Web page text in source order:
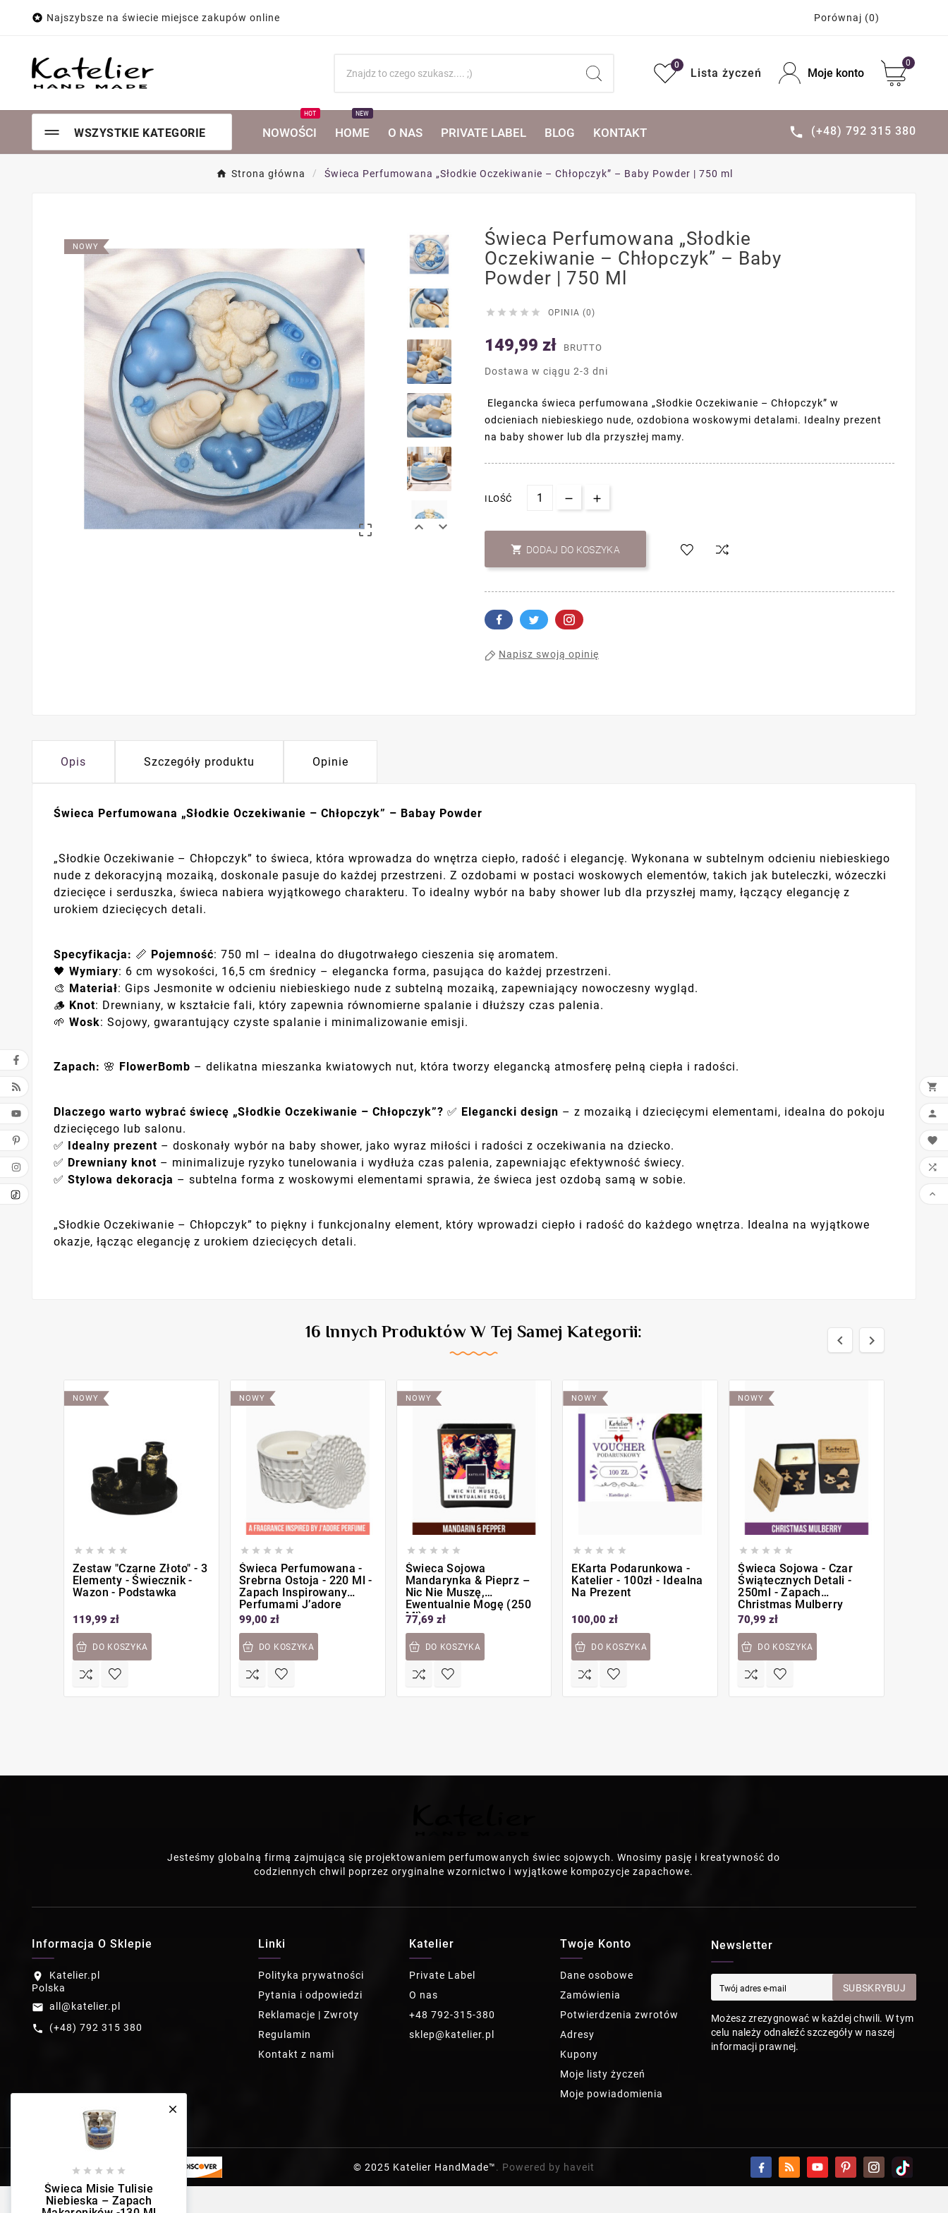

    
Świeca Misie Tulisie
Niebieska – Zapach
 Najszybsze na świecie miejsce zakupów online Porównaj (0)
Lista życzeń
0
Moje konto
0
WSZYSTKIE KATEGORIE NOWOŚCI
HOT
HOME
NEW
O NAS PRIVATE LABEL BLOG KONTAKT  (+48) 792 315 380
Strona główna Świeca Perfumowana „Słodkie Oczekiwanie – Chłopczyk” – Baby Powder | 750 ml
NOWY
  
Świeca Perfumowana „Słodkie
Oczekiwanie – Chłopczyk” – Baby
Powder | 750 Ml
     OPINIA (0)
149,99 zł BRUTTO
Dostawa w ciągu 2-3 dni
Elegancka świeca perfumowana „Słodkie Oczekiwanie – Chłopczyk” w
odcieniach niebieskiego nude, ozdobiona woskowymi detalami. Idealny prezent
na baby shower lub dla przyszłej mamy.
ILOŚĆ
 DODAJ DO KOSZYKA
Napisz swoją opinię
Opis Szczegóły produktu Opinie
Świeca Perfumowana „Słodkie Oczekiwanie – Chłopczyk” – Babay Powder
„Słodkie Oczekiwanie – Chłopczyk” to świeca, która wprowadza do wnętrza ciepło, radość i elegancję. Wykonana w subtelnym odcieniu niebieskiego
nude z dekoracyjną mozaiką, doskonale pasuje do każdej przestrzeni. Z ozdobami w postaci woskowych elementów, takich jak buteleczki, wózeczki
dziecięce i serduszka, świeca nabiera wyjątkowego charakteru. To idealny wybór na baby shower lub dla przyszłej mamy, łączący elegancję z
urokiem dziecięcych detali.
Specyfikacja: 📏 Pojemność: 750 ml – idealna do długotrwałego cieszenia się aromatem.
🖤 Wymiary: 6 cm wysokości, 16,5 cm średnicy – elegancka forma, pasująca do każdej przestrzeni.
🎨 Materiał: Gips Jesmonite w odcieniu niebieskiego nude z subtelną mozaiką, zapewniający nowoczesny wygląd.
🪵 Knot: Drewniany, w kształcie fali, który zapewnia równomierne spalanie i dłuższy czas palenia.
🌱 Wosk: Sojowy, gwarantujący czyste spalanie i minimalizowanie emisji.
Zapach: 🌸 FlowerBomb – delikatna mieszanka kwiatowych nut, która tworzy elegancką atmosferę pełną ciepła i radości.
Dlaczego warto wybrać świecę „Słodkie Oczekiwanie – Chłopczyk”? ✅ Elegancki design – z mozaiką i dziecięcymi elementami, idealna do pokoju
dziecięcego lub salonu.
✅ Idealny prezent – doskonały wybór na baby shower, jako wyraz miłości i radości z oczekiwania na dziecko.
✅ Drewniany knot – minimalizuje ryzyko tunelowania i wydłuża czas palenia, zapewniając efektywność świecy.
✅ Stylowa dekoracja – subtelna forma z woskowymi elementami sprawia, że świeca jest ozdobą samą w sobie.
„Słodkie Oczekiwanie – Chłopczyk” to piękny i funkcjonalny element, który wprowadzi ciepło i radość do każdego wnętrza. Idealna na wyjątkowe
okazje, łącząc elegancję z urokiem dziecięcych detali.
16 Innych Produktów W Tej Samej Kategorii:  
NOWY
    
Zestaw "Czarne Złoto" - 3
Elementy - Świecznik -
Wazon - Podstawka
119,99 zł
DO KOSZYKA
NOWY
    
Świeca Perfumowana -
Srebrna Ostoja - 220 Ml -
Zapach Inspirowany
Perfumami J’adore
99,00 zł
DO KOSZYKA
NOWY
    
Świeca Sojowa
Mandarynka & Pieprz –
Nic Nie Muszę,
Ewentualnie Mogę (250
Ml)
77,69 zł
DO KOSZYKA
NOWY
    
EKarta Podarunkowa -
Katelier - 100zł - Idealna
Na Prezent
100,00 zł
DO KOSZYKA
NOWY
    
Świeca Sojowa - Czar
Świątecznych Detali -
250ml - Zapach
Christmas Mulberry
70,99 zł
DO KOSZYKA
Jesteśmy globalną firmą zajmującą się projektowaniem perfumowanych świec sojowych. Wnosimy pasję i kreatywność do
codziennych chwil poprzez oryginalne wzornictwo i wyjątkowe kompozycje zapachowe.
Informacja O Sklepie
location_on
Katelier.pl
Polska
email all@katelier.pl
call (+48) 792 315 380
Linki
Polityka prywatności
Pytania i odpowiedzi
Reklamacje | Zwroty
Regulamin
Kontakt z nami
Katelier
Private Label
O nas
+48 792-315-380
sklep@katelier.pl
Twoje Konto
Dane osobowe
Zamówienia
Potwierdzenia zwrotów
Adresy
Kupony
Moje listy życzeń
Moje powiadomienia
Newsletter
SUBSKRYBUJ
Możesz zrezygnować w każdej chwili. W tym
celu należy odnaleźć szczegóły w naszej
informacji prawnej.





© 2025 Katelier HandMade™. Powered by haveit